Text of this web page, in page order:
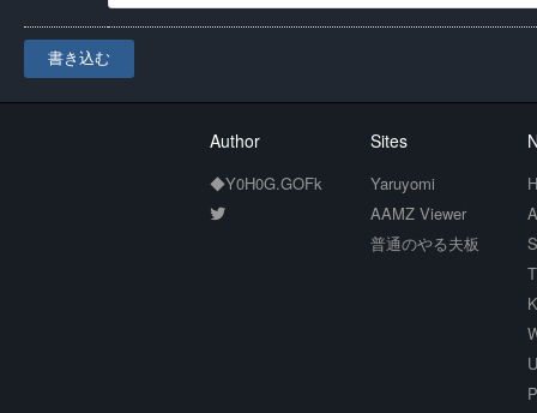
書き込む
Author
◆Y0H0G.GOFk
Sites
Yaruyomi
AAMZ Viewer
普通のやる夫板